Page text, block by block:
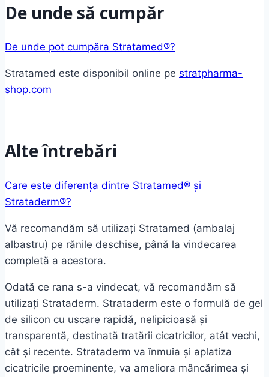
De unde să cumpăr
De unde pot cumpăra Stratamed®?
Stratamed este disponibil online pe stratpharma-
shop.com
Alte întrebări
Care este diferența dintre Stratamed® și
Strataderm®?
Vă recomandăm să utilizați Stratamed (ambalaj
albastru) pe rănile deschise, până la vindecarea
completă a acestora.
Odată ce rana s-a vindecat, vă recomandăm să
utilizați Strataderm. Strataderm este o formulă de gel
de silicon cu uscare rapidă, nelipicioasă și
transparentă, destinată tratării cicatricilor, atât vechi,
cât și recente. Strataderm va înmuia și aplatiza
cicatricile proeminente, va ameliora mâncărimea și